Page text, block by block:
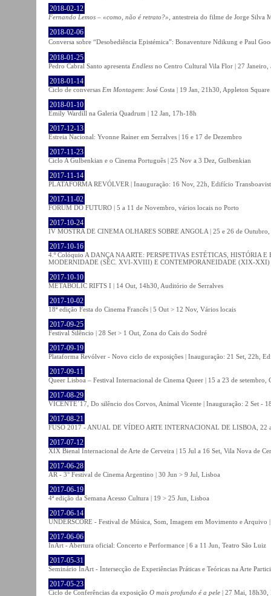
2018-02-12
Fernando Lemos – «como, não é retrato?» , antestreia do filme de Jorge Silva
2018-02-06
Conversa sobre “Desobediência Epistémica”: Bonaventure Ndikung e Paul
2018-01-25
Pedro Cabral Santo apresenta Endless no Centro Cultural Vila Flor | 27 Janeiro,
2018-01-14
Ciclo de conversas Em Montagem: José Costa | 19 Jan, 21h30, Appleton Square
2018-01-10
Emily Wardill na Galeria Quadrum | 12 Jan, 17h-18h
2017-12-13
Estreia Nacional: Yvonne Rainer em Serralves | 16 e 17 de Dezembro
2017-11-23
Ciclo A Gulbenkian e o Cinema Português | 25 Nov a 3 Dez, Gulbenkian
2017-11-14
PLATAFORMA REVÓLVER | Inauguração: 16 Nov, 22h, Edifício
2017-11-02
FÓRUM DO FUTURO | 5 a 11 de Novembro, vários locais no Porto
2017-10-24
IV MOSTRA DE CINEMA OLHARES SOBRE ANGOLA | 25 e 26 de
2017-10-16
4.º Colóquio A DANÇA NA ARTE: PERSPETIVAS ESTÉTICAS, HISTÓRIA
MODERNIDADE (SÉC. XVI-XVIII) E CONTEMPORANEIDADE (XIX-XXI)
2017-10-10
METABOLIC RIFTS I | 14 Out, 14h30, Auditório de Serralves
2017-10-02
18ª edição Festa do Cinema Francês | 5 Out > 12 Nov, Vários locais
2017-09-25
Festival Silêncio | 28 Set > 1 Out, Zona do Cais do Sodré
2017-09-19
Plataforma Revólver - Novo ciclo de exposições | Inauguração: 21 Set, 22h,
2017-09-11
Queer Lisboa – Festival Internacional de Cinema Queer | 15 a 23 de setembro,
2017-08-29
VICENTE´17, Do silêncio dos Corvos, Animal Vicente | Inauguração: 2 Set -
2017-08-21
FUSO 2017 - ANUAL DE VÍDEO ARTE INTERNACIONAL DE LISBOA, 22
2017-07-12
XIX Bienal Internacional de Arte de Cerveira | 15 Jul a 16 Set, Vila Nova de
2017-06-28
AR - 3° Festival de Cinema Argentino | 30 Jun > 9 Jul, Lisboa
2017-06-19
4ª edição da Semana Acesso Cultura | 19 > 25 Jun, Lisboa
2017-06-14
UNDERSCORE - Festival de Música, Som, Imagem em Movimento e Arquivo
2017-06-06
InArt - Abertura oficial: Concerto e Performance | 6 a 11 Jun, Teatro São Luiz
2017-05-31
Seminário InArt - Intersecção de Experiências Práticas e Teóricas na Arte
2017-05-23
Ciclo de Conferências da exposição O mais profundo é a pele | 27 Mai, 18h30,